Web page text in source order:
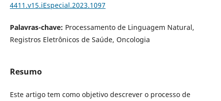
4411.v15.iEspecial.2023.1097
Palavras-chave: Processamento de Linguagem Natural,
Registros Eletrônicos de Saúde, Oncologia
Resumo
Este artigo tem como objetivo descrever o processo de